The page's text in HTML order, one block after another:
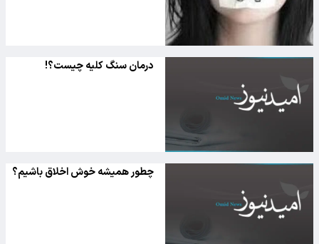
درمان سنگ کلیه چیست؟!
چطور همیشه خوش اخلاق باشیم؟